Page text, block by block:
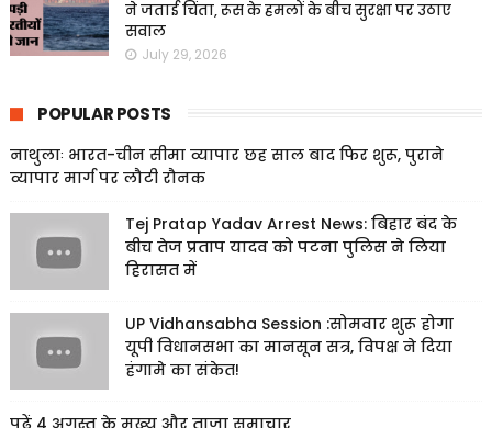
ने जताई चिंता, रूस के हमलों के बीच सुरक्षा पर उठाए
सवाल
July 29, 2026
POPULAR POSTS
नाथुलाः भारत-चीन सीमा व्यापार छह साल बाद फिर शुरू, पुराने
व्यापार मार्ग पर लौटी रौनक
Tej Pratap Yadav Arrest News: बिहार बंद के
बीच तेज प्रताप यादव को पटना पुलिस ने लिया
हिरासत में
UP Vidhansabha Session :सोमवार शुरू होगा
यूपी विधानसभा का मानसून सत्र, विपक्ष ने दिया
हंगामे का संकेत!